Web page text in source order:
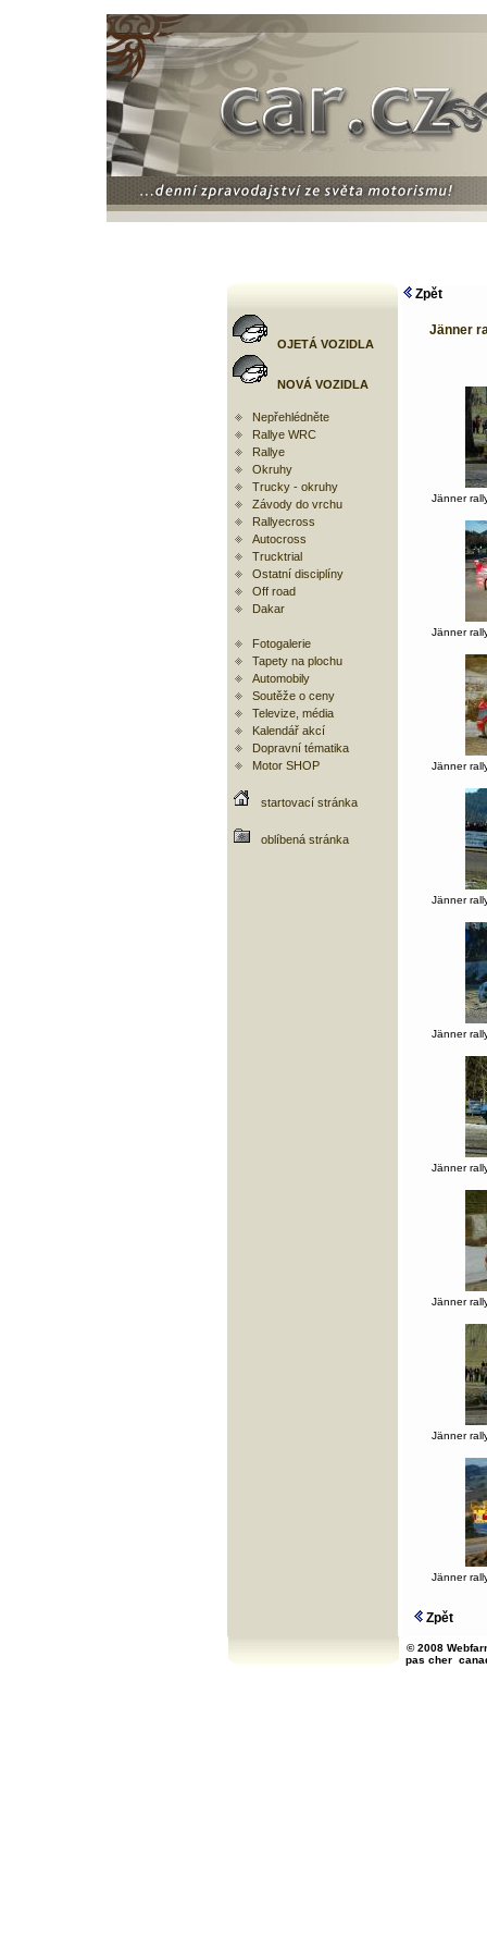
OJETÁ VOZIDLA
NOVÁ VOZIDLA
Nepřehlédněte
Rallye WRC
Rallye
Okruhy
Trucky - okruhy
Závody do vrchu
Rallyecross
Autocross
Trucktrial
Ostatní disciplíny
Off road
Dakar
Fotogalerie
Tapety na plochu
Automobily
Soutěže o ceny
Televize, média
Kalendář akcí
Dopravní tématika
Motor SHOP
startovací stránka
oblíbená stránka
Zpět
Jänner
Jänner
Jänner
Jänner
Jänner
Jänner
Jänner
Jänner
Jänner
Jänner
Zpět
© 2008
pas cher